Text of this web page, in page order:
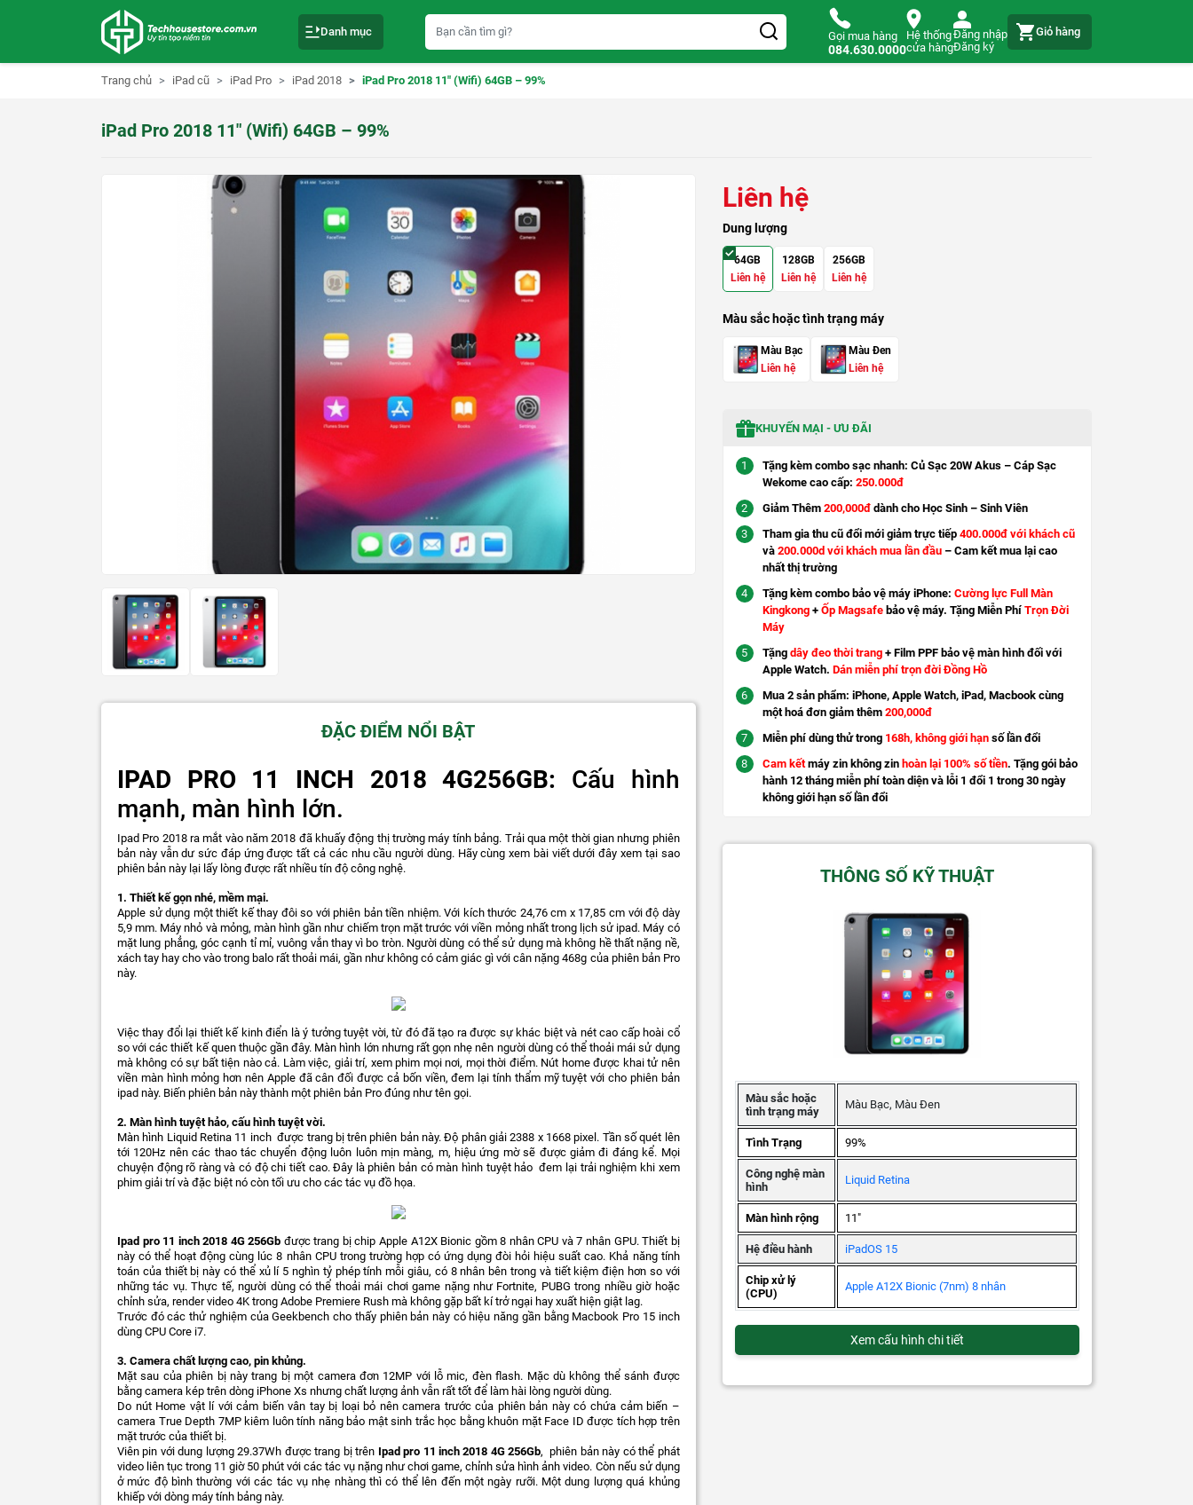
t
Danh mục Gọi mua hàng
084.630.0000
Hệ thống
cửa hàng
Đăng nhập
Đăng ký
Giỏ hàng
Trang chủ iPad cũ iPad Pro iPad 2018 iPad Pro 2018 11″ (Wifi) 64GB – 99%
iPad Pro 2018 11″ (Wifi) 64GB – 99%
ĐẶC ĐIỂM NỔI BẬT
IPAD PRO 11 INCH 2018 4G256GB: Cấu hình
mạnh, màn hình lớn.
Ipad Pro 2018 ra mắt vào năm 2018 đã khuấy động thị trường máy tính bảng. Trải qua một thời gian nhưng phiên
bản này vẫn dư sức đáp ứng được tất cả các nhu cầu người dùng. Hãy cùng xem bài viết dưới đây xem tại sao
phiên bản này lại lấy lòng được rất nhiều tín độ công nghệ.
1. Thiết kế gọn nhé, mềm mại.
Apple sử dụng một thiết kế thay đôi so với phiên bản tiền nhiệm. Với kích thước 24,76 cm x 17,85 cm với độ dày
5,9 mm. Máy nhỏ và mỏng, màn hình gần như chiếm trọn mặt trước với viền mỏng nhất trong lịch sử ipad. Máy có
mặt lung phẳng, góc cạnh tỉ mỉ, vuông vắn thay vì bo tròn. Người dùng có thể sử dụng mà không hề thất nặng nề,
xách tay hay cho vào trong balo rất thoải mái, gần như không có cảm giác gì với cân nặng 468g của phiên bản Pro
này.
Việc thay đổi lại thiết kế kinh điển là ý tưởng tuyệt vời, từ đó đã tạo ra được sự khác biệt và nét cao cấp hoài cổ
so với các thiết kế quen thuộc gần đây. Màn hình lớn nhưng rất gọn nhẹ nên người dùng có thể thoải mái sử dụng
mà không có sự bất tiện nào cả. Làm việc, giải trí, xem phim mọi nơi, mọi thời điểm. Nút home được khai tử nên
viền màn hình mỏng hơn nên Apple đã cân đối được cả bốn viền, đem lại tính thẩm mỹ tuyệt với cho phiên bản
ipad này. Biến phiên bản này thành một phiên bản Pro đúng như tên gọi.
2. Màn hình tuyệt hảo, cấu hình tuyệt vời.
Màn hình Liquid Retina 11 inch được trang bị trên phiên bản này. Độ phân giải 2388 x 1668 pixel. Tần số quét lên
tới 120Hz nên các thao tác chuyển động luôn luôn mịn màng, m, hiệu ứng mờ sẽ được giảm đi đáng kể. Mọi
chuyện động rõ ràng và có độ chi tiết cao. Đây là phiên bản có màn hình tuyệt hảo đem lại trải nghiệm khi xem
phim giải trí và đặc biệt nó còn tối ưu cho các tác vụ đồ họa.
Ipad pro 11 inch 2018 4G 256Gb được trang bị chip Apple A12X Bionic gồm 8 nhân CPU và 7 nhân GPU. Thiết bị
này có thể hoạt động cùng lúc 8 nhân CPU trong trường hợp có ứng dụng đòi hỏi hiệu suất cao. Khả năng tính
toán của thiết bị này có thể xủ lí 5 nghìn tỷ phép tính mỗi giâu, có 8 nhân bên trong và tiết kiệm điện hơn so với
những tác vụ. Thực tế, người dùng có thể thoải mái chơi game nặng như Fortnite, PUBG trong nhiều giờ hoặc
chỉnh sửa, render video 4K trong Adobe Premiere Rush mà không gặp bất kí trở ngại hay xuất hiện giật lag.
Trước đó các thử nghiệm của Geekbench cho thấy phiên bản này có hiệu năng gần bằng Macbook Pro 15 inch
dùng CPU Core i7.
3. Camera chất lượng cao, pin khủng.
Mặt sau của phiên bị này trang bị một camera đơn 12MP với lỗ mic, đèn flash. Mặc dù không thể sánh được
bằng camera kép trên dòng iPhone Xs nhưng chất lượng ảnh vẫn rất tốt để làm hài lòng người dùng.
Do nút Home vật lí với cảm biến vân tay bị loại bỏ nên camera trước của phiên bản này có chứa cảm biến –
camera True Depth 7MP kiêm luôn tính năng bảo mật sinh trắc học bằng khuôn mặt Face ID được tích hợp trên
mặt trước của thiết bị.
Viên pin với dung lượng 29.37Wh được trang bị trên Ipad pro 11 inch 2018 4G 256Gb, phiên bản này có thể phát
video liên tục trong 11 giờ 50 phút với các tác vụ nặng như chơi game, chỉnh sửa hình ảnh video. Còn nếu sử dụng
ở mức độ bình thường với các tác vụ nhẹ nhàng thì có thể lên đến một ngày rưỡi. Một dung lượng quá khủng
khiếp với dòng máy tính bảng này.
Liên hệ
Dung lượng
64GB
Liên hệ
128GB
Liên hệ
256GB
Liên hệ
Màu sắc hoặc tình trạng máy
Màu Bạc
Liên hệ
Màu Đen
Liên hệ
KHUYẾN MẠI - ƯU ĐÃI
Tặng kèm combo sạc nhanh: Củ Sạc 20W Akus – Cáp Sạc
Wekome cao cấp: 250.000đ
Giảm Thêm 200,000đdành cho Học Sinh – Sinh Viên
Tham gia thu cũ đổi mới giảm trực tiếp 400.000đ với khách cũ
và200.000d với khách mua lần đầu– Cam kết mua lại cao
nhất thị trường
Tặng kèm combo bảo vệ máy iPhone: Cường lực Full Màn
Kingkong+ Ốp Magsafebảo vệ máy. Tặng Miễn Phí Trọn Đời
Máy
Tặng dây đeo thời trang+ Film PPF bảo vệ màn hình đối với
Apple Watch. Dán miễn phí trọn đời Đồng Hồ
Mua 2 sản phẩm: iPhone, Apple Watch, iPad, Macbook cùng
một hoá đơn giảm thêm 200,000đ
Miễn phí dùng thử trong 168h, không giới hạnsố lần đổi
Cam kếtmáy zin không zin hoàn lại 100% số tiền. Tặng gói bảo
hành 12 tháng miễn phí toàn diện và lỗi 1 đổi 1 trong 30 ngày
không giới hạn số lần đổi
THÔNG SỐ KỸ THUẬT
Màu sắc hoặc
tình trạng máy
Màu Bạc, Màu Đen
Tình Trạng 99%
Công nghệ màn
hình
Liquid Retina
Màn hình rộng 11"
Hệ điều hành iPadOS 15
Chip xử lý
(CPU)
Apple A12X Bionic (7nm) 8 nhân
Xem cấu hình chi tiết